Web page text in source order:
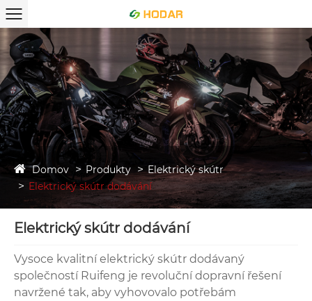
Domov Produkty
Elektrický skútr
Elektrický skútr dodávání
Elektrický skútr dodávání
Vysoce kvalitní elektrický skútr dodávaný
společností Ruifeng je revoluční dopravní řešení
navržené tak, aby vyhovovalo potřebám